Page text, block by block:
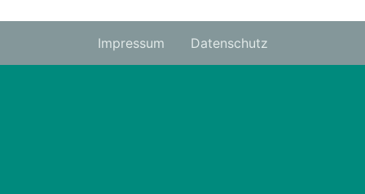
Impressum Datenschutz